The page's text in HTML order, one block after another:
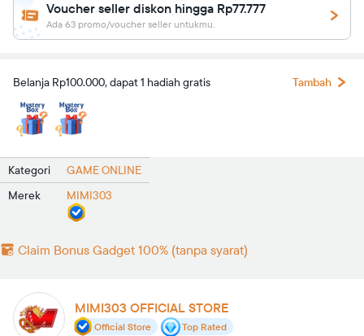
Voucher seller diskon hingga Rp77.777
Ada 63 promo/voucher seller untukmu.
Belanja Rp100.000, dapat 1 hadiah gratis Tambah
Kategori
GAME ONLINE
Merek
MIMI303
Claim Bonus Gadget 100% (tanpa syarat)
MIMI303 OFFICIAL STORE
Official Store Top Rated